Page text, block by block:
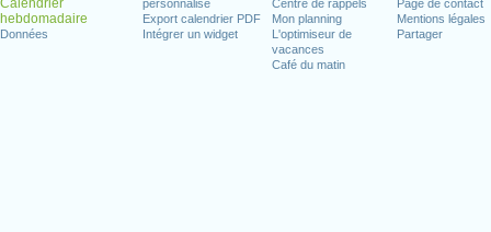
Calendrier
hebdomadaire
Données
personnalisé
Export calendrier PDF
Intégrer un widget
Centre de rappels
Mon planning
L'optimiseur de
vacances
Café du matin
Page de contact
Mentions légales
Partager